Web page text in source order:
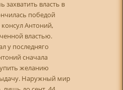
захватить власть в
победой
консул Антоний,
властью.
у последняго
сначала
желанию
Наружный мир